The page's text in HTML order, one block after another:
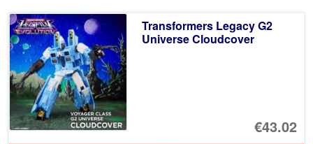
Transformers Legacy G2
Universe Cloudcover
€43.02